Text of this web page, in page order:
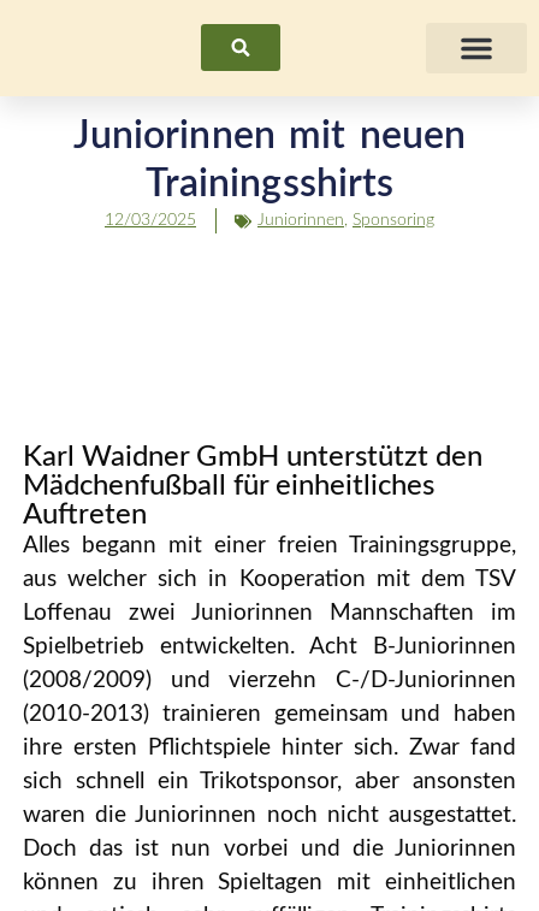
Suchen
Juniorinnen mit neuen
Trainingsshirts
12/03/2025 Juniorinnen, Sponsoring
Karl Waidner GmbH unterstützt den
Mädchenfußball für einheitliches
Auftreten
Alles begann mit einer freien Trainingsgruppe,
aus welcher sich in Kooperation mit dem TSV
Loffenau zwei Juniorinnen Mannschaften im
Spielbetrieb entwickelten. Acht B-Juniorinnen
(2008/2009) und vierzehn C-/D-Juniorinnen
(2010-2013) trainieren gemeinsam und haben
ihre ersten Pflichtspiele hinter sich. Zwar fand
sich schnell ein Trikotsponsor, aber ansonsten
waren die Juniorinnen noch nicht ausgestattet.
Doch das ist nun vorbei und die Juniorinnen
können zu ihren Spieltagen mit einheitlichen